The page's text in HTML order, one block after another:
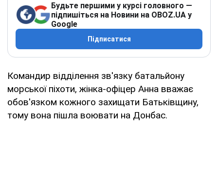
Будьте першими у курсі головного —
підпишіться на Новини на OBOZ.UA у
Google
Підписатися
Командир відділення зв'язку батальйону
морської піхоти, жінка-офіцер Анна вважає
обов'язком кожного захищати Батьківщину,
тому вона пішла воювати на Донбас.